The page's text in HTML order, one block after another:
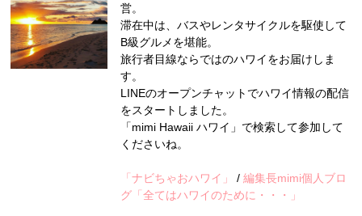
営。
滞在中は、バスやレンタサイクルを駆使して
B級グルメを堪能。
旅行者目線ならではのハワイをお届けしま
す。
LINEのオープンチャットでハワイ情報の配信
をスタートしました。
「mimi Hawaii ハワイ」で検索して参加して
くださいね。
「ナビちゃおハワイ」 /編集長mimi個人ブロ
グ「全てはハワイのために・・・」